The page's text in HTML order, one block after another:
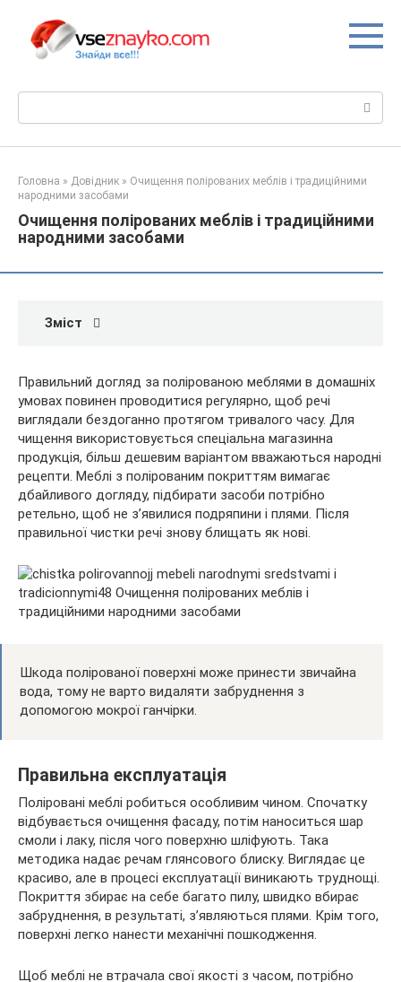
вмісту
Головна » Довідник » Очищення полірованих меблів і традиційними
народними засобами
Очищення полірованих меблів і традиційними
народними засобами
Зміст
Правильний догляд за полірованою меблями в домашніх
умовах повинен проводитися регулярно, щоб речі
виглядали бездоганно протягом тривалого часу. Для
чищення використовується спеціальна магазинна
продукція, більш дешевим варіантом вважаються народні
рецепти. Меблі з полірованим покриттям вимагає
дбайливого догляду, підбирати засоби потрібно
ретельно, щоб не з’явилися подряпини і плями. Після
правильної чистки речі знову блищать як нові.
Шкода полірованої поверхні може принести звичайна
вода, тому не варто видаляти забруднення з
допомогою мокрої ганчірки.
Правильна експлуатація
Поліровані меблі робиться особливим чином. Спочатку
відбувається очищення фасаду, потім наноситься шар
смоли і лаку, після чого поверхню шліфують. Така
методика надає речам глянсового блиску. Виглядає це
красиво, але в процесі експлуатації виникають труднощі.
Покриття збирає на себе багато пилу, швидко вбирає
забруднення, в результаті, з’являються плями. Крім того,
поверхні легко нанести механічні пошкодження.
Щоб меблі не втрачала свої якості з часом, потрібно